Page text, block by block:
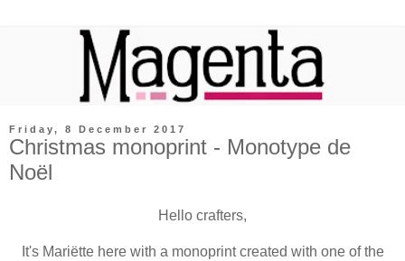
Friday, 8 December 2017
Christmas monoprint - Monotype de
Noël
Hello crafters,
It's Mariëtte here with a monoprint created with one of the